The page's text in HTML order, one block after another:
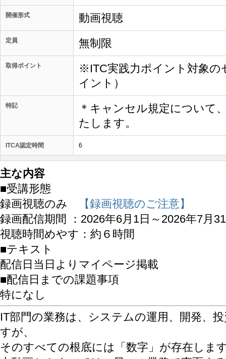
開催形式 動画視聴
定員 無制限
取得ポイント
※ITC実践力ポイント対象の
イント）
特記
＊キャンセル規定について
たします。
ITCA認定時間 6
主な内容
■受講形態
録画視聴のみ
【録画視聴のご注意】
録画配信期間 ：2026年6月1日～2026年7月
視聴時間めやす：約６時間
■テキスト
配信日当日よりマイページ掲載
■配信日までの課題事項
特になし
IT部門の業務は、システムの運用、開発、
すが、
そのすべての根底には「数字」が存在しま